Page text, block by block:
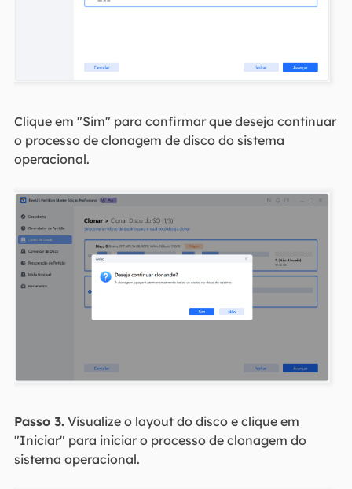
Clique em "Sim" para confirmar que deseja continuar
o processo de clonagem de disco do sistema
operacional.
Passo 3.Visualize o layout do disco e clique em
"Iniciar" para iniciar o processo de clonagem do
sistema operacional.